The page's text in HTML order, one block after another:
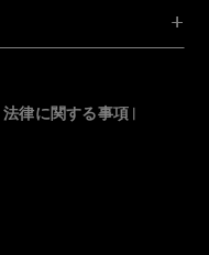
法律に関する事項 |